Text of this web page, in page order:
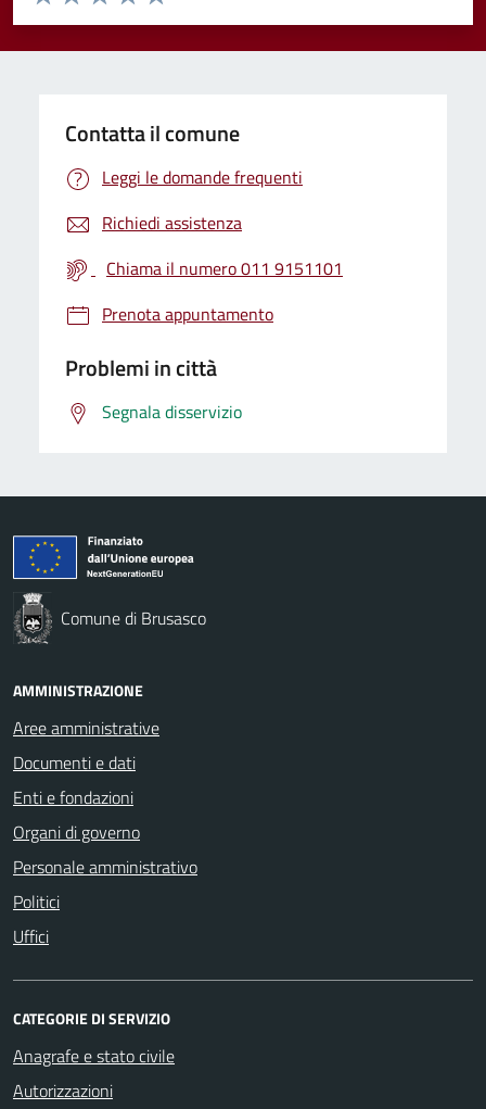
Valuta 5 stelle su 5
Valuta 4 stelle su 5
Valuta 3 stelle su 5
Valuta 2 stelle su 5
Valuta 1 stelle su 5
Contatta il comune
Leggi le domande frequenti
Richiedi assistenza
Chiama il numero 011 9151101
Prenota appuntamento
Problemi in città
Segnala disservizio
Comune di Brusasco
AMMINISTRAZIONE
Aree amministrative
Documenti e dati
Enti e fondazioni
Organi di governo
Personale amministrativo
Politici
Uffici
CATEGORIE DI SERVIZIO
Anagrafe e stato civile
Autorizzazioni